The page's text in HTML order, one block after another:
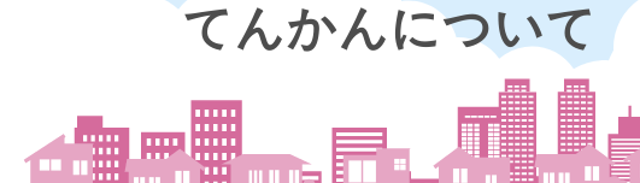
てんかんについて